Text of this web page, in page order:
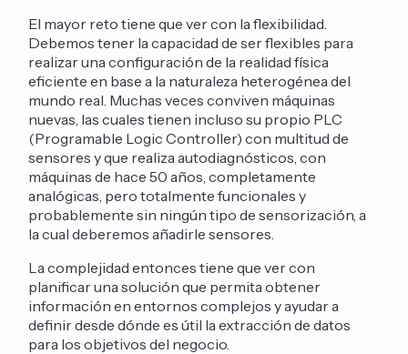
El mayor reto tiene que ver con la flexibilidad.
Debemos tener la capacidad de ser flexibles para
realizar una configuración de la realidad física
eficiente en base a la naturaleza heterogénea del
mundo real. Muchas veces conviven máquinas
nuevas, las cuales tienen incluso su propio PLC
(Programable Logic Controller) con multitud de
sensores y que realiza autodiagnósticos, con
máquinas de hace 50 años, completamente
analógicas, pero totalmente funcionales y
probablemente sin ningún tipo de sensorización, a
la cual deberemos añadirle sensores.
La complejidad entonces tiene que ver con
planificar una solución que permita obtener
información en entornos complejos y ayudar a
definir desde dónde es útil la extracción de datos
para los objetivos del negocio.